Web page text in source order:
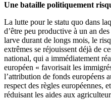
Une bataille politiquement
La lutte pour le statu quo dans
d’être peu productive à un an
larve durant de longs mois, le
extrêmes se réjouissent déjà de
national, qui a immédiatement
européen « favorisait les
l’attribution de fonds européens
respect des règles européennes,
réduisant les aides aux